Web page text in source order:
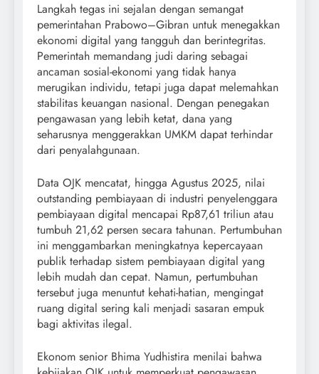
Langkah tegas ini sejalan dengan semangat
pemerintahan Prabowo–Gibran untuk menegakkan
ekonomi digital yang tangguh dan berintegritas.
Pemerintah memandang judi daring sebagai
ancaman sosial-ekonomi yang tidak hanya
merugikan individu, tetapi juga dapat melemahkan
stabilitas keuangan nasional. Dengan penegakan
pengawasan yang lebih ketat, dana yang
seharusnya menggerakkan UMKM dapat terhindar
dari penyalahgunaan.
Data OJK mencatat, hingga Agustus 2025, nilai
outstanding pembiayaan di industri penyelenggara
pembiayaan digital mencapai Rp87,61 triliun atau
tumbuh 21,62 persen secara tahunan. Pertumbuhan
ini menggambarkan meningkatnya kepercayaan
publik terhadap sistem pembiayaan digital yang
lebih mudah dan cepat. Namun, pertumbuhan
tersebut juga menuntut kehati-hatian, mengingat
ruang digital sering kali menjadi sasaran empuk
bagi aktivitas ilegal.
Ekonom senior Bhima Yudhistira menilai bahwa